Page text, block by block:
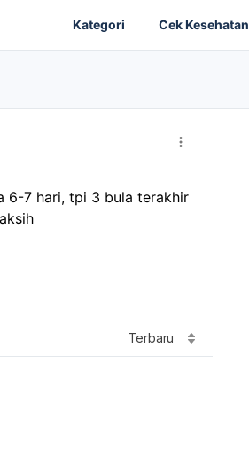
Kategori Cek Kesehatan
6-7 hari, tpi 3 bula terakhir
Terbaru